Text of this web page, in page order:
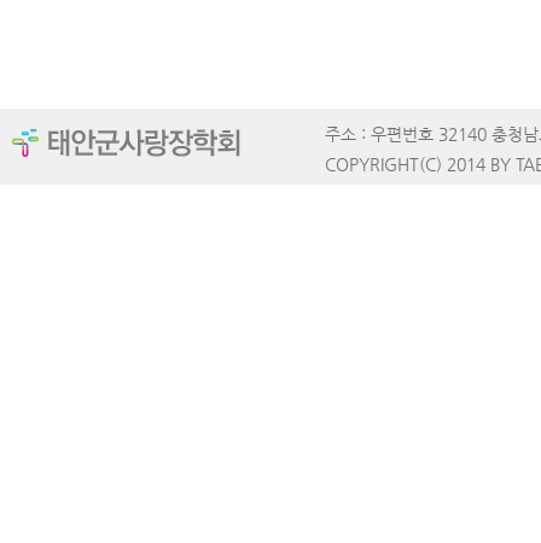
주소 : 우편번호 32140 충청
COPYRIGHT(C) 2014 BY